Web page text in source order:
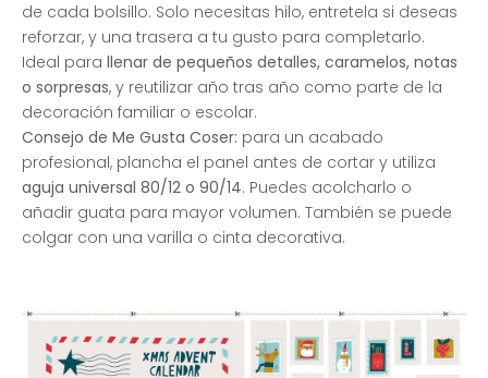
de cada bolsillo. Solo necesitas hilo, entretela si deseas
reforzar, y una trasera a tu gusto para completarlo.
Ideal para llenar de pequeños detalles, caramelos, notas
o sorpresas, y reutilizar año tras año como parte de la
decoración familiar o escolar.
Consejo de Me Gusta Coser: para un acabado
profesional, plancha el panel antes de cortar y utiliza
aguja universal 80/12 o 90/14. Puedes acolcharlo o
añadir guata para mayor volumen. También se puede
colgar con una varilla o cinta decorativa.